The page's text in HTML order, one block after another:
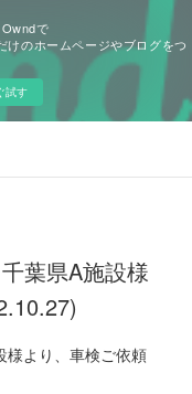
で
けのホームページやブログをつ
試す
葉県A施設様
様より、車検ご依頼